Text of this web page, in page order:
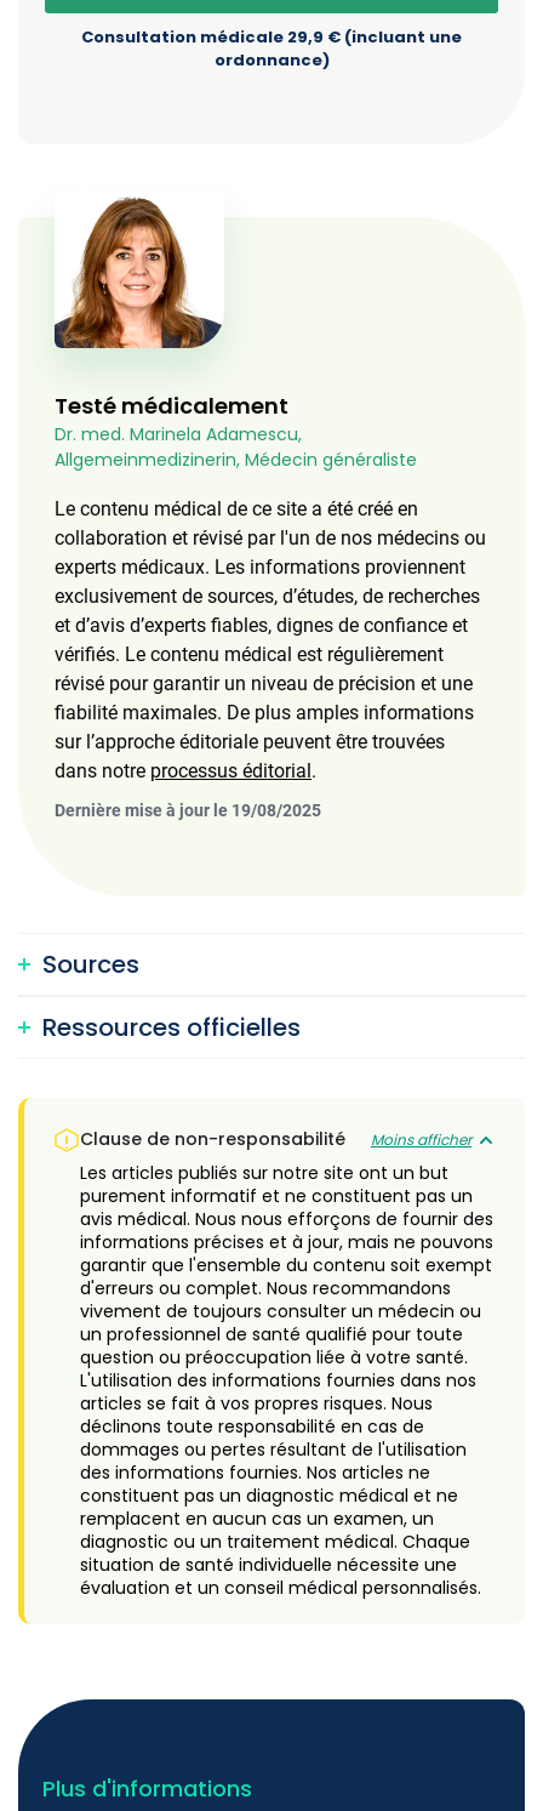
Consultation médicale 29,9 € (incluant une
ordonnance)
Testé médicalement
Dr. med. Marinela Adamescu,
Allgemeinmedizinerin, Médecin généraliste
Le contenu médical de ce site a été créé en
collaboration et révisé par l'un de nos médecins ou
experts médicaux. Les informations proviennent
exclusivement de sources, d’études, de recherches
et d’avis d’experts fiables, dignes de confiance et
vérifiés. Le contenu médical est régulièrement
révisé pour garantir un niveau de précision et une
fiabilité maximales. De plus amples informations
sur l’approche éditoriale peuvent être trouvées
dans notre processus éditorial.
Dernière mise à jour le 19/08/2025
Sources
Ressources officielles
Clause de non-responsabilité Moins afficher
Les articles publiés sur notre site ont un but
purement informatif et ne constituent pas un
avis médical. Nous nous efforçons de fournir des
informations précises et à jour, mais ne pouvons
garantir que l'ensemble du contenu soit exempt
d'erreurs ou complet. Nous recommandons
vivement de toujours consulter un médecin ou
un professionnel de santé qualifié pour toute
question ou préoccupation liée à votre santé.
L'utilisation des informations fournies dans nos
articles se fait à vos propres risques. Nous
déclinons toute responsabilité en cas de
dommages ou pertes résultant de l'utilisation
des informations fournies. Nos articles ne
constituent pas un diagnostic médical et ne
remplacent en aucun cas un examen, un
diagnostic ou un traitement médical. Chaque
situation de santé individuelle nécessite une
évaluation et un conseil médical personnalisés.
Plus d'informations